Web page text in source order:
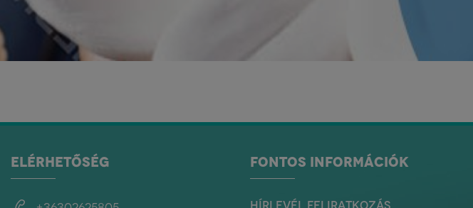
ELÉRHETŐSÉG FONTOS INFORMÁCIÓK
HÍRLEVÉL FELIRATKOZÁS